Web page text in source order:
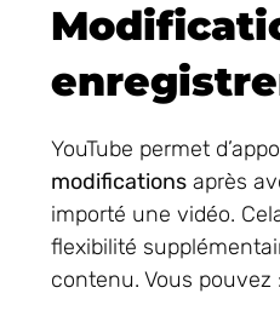
YouTube permet
modifications après
importé une vidéo.
flexibilité
contenu. Vous pouvez :